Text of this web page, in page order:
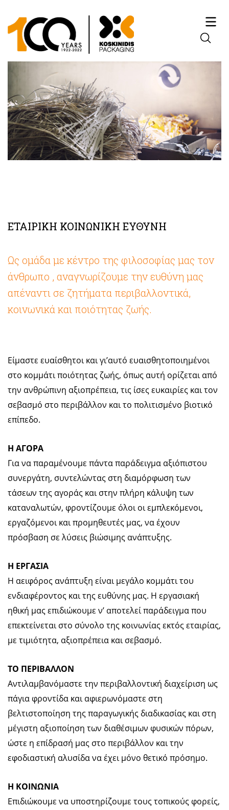
ΕΤΑΙΡΙΚΗ ΚΟΙΝΩΝΙΚΗ ΕΥΘΥΝΗ
Ως ομάδα με κέντρο της φιλοσοφίας μας τον
άνθρωπο , αναγνωρίζουμε την ευθύνη μας
απέναντι σε ζητήματα περιβαλλοντικά,
κοινωνικά και ποιότητας ζωής.
Είμαστε ευαίσθητοι και γι’αυτό ευαισθητοποιημένοι
στο κομμάτι ποιότητας ζωής, όπως αυτή ορίζεται από
την ανθρώπινη αξιοπρέπεια, τις ίσες ευκαιρίες και τον
σεβασμό στο περιβάλλον και το πολιτισμένο βιοτικό
επίπεδο.
Η ΑΓΟΡΑ
Για να παραμένουμε πάντα παράδειγμα αξιόπιστου
συνεργάτη, συντελώντας στη διαμόρφωση των
τάσεων της αγοράς και στην πλήρη κάλυψη των
καταναλωτών, φροντίζουμε όλοι οι εμπλεκόμενοι,
εργαζόμενοι και προμηθευτές μας, να έχουν
πρόσβαση σε λύσεις βιώσιμης ανάπτυξης.
Η ΕΡΓΑΣΙΑ
Η αειφόρος ανάπτυξη είναι μεγάλο κομμάτι του
ενδιαφέροντος και της ευθύνης μας. Η εργασιακή
ηθική μας επιδιώκουμε ν’ αποτελεί παράδειγμα που
επεκτείνεται στο σύνολο της κοινωνίας εκτός εταιρίας,
με τιμιότητα, αξιοπρέπεια και σεβασμό.
ΤΟ ΠΕΡΙΒΑΛΛΟΝ
Αντιλαμβανόμαστε την περιβαλλοντική διαχείριση ως
πάγια φροντίδα και αφιερωνόμαστε στη
βελτιστοποίηση της παραγωγικής διαδικασίας και στη
μέγιστη αξιοποίηση των διαθέσιμων φυσικών πόρων,
ώστε η επίδρασή μας στο περιβάλλον και την
εφοδιαστική αλυσίδα να έχει μόνο θετικό πρόσημο.
Η ΚΟΙΝΩΝΙΑ
Επιδιώκουμε να υποστηρίζουμε τους τοπικούς φορείς,